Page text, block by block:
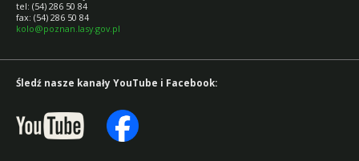
tel: (54) 286 50 84
fax: (54) 286 50 84
kolo@poznan.lasy.gov.pl
Śledź nasze kanały YouTube i Facebook: